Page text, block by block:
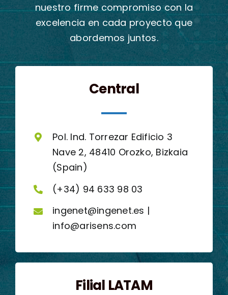
nuestro firme compromiso con la
excelencia en cada proyecto que
abordemos juntos.
Central
Pol. Ind. Torrezar Edificio 3
Nave 2, 48410 Orozko, Bizkaia
(Spain)
(+34) 94 633 98 03
ingenet@ingenet.es |
info@arisens.com
Filial LATAM